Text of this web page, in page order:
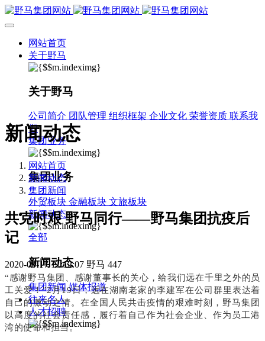
网站首页
关于野马
关于野马
公司简介 团队管理 组织框架 企业文化 荣誉资质 联系我
们
集团业务
集团业务
外贸板块 金融板块 文旅板块
新闻动态
全部
新闻动态
集团新闻 媒体报道
往来名人
人才招聘
新闻动态
网站首页
新闻动态
集团新闻
共克时艰 野马同行——野马集团抗疫后
记
2020-03-17 11:12:07 野马 447
“感谢野马集团、感谢董事长的关心，给我们远在千里之外的员
工关爱！”2月19日，远在湖南老家的李建军在公司群里表达着
自己的激动之情。在全国人民共击疫情的艰难时刻，野马集团
以高度的社会责任感，履行着自己作为社会企业、作为员工港
湾的使命和担当。